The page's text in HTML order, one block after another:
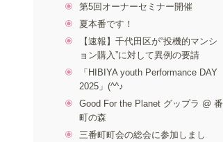
第5回オーナーセミナー開催
夏本番です！
【速報】千代田区が“投機的マンシ
ョン購入”に対して異例の要請
「HIBIYA youth Performance DAY
2025」(^^♪
Good For the Planet グップラ @ 番
町の森
三番町町会の総会に参加しまし